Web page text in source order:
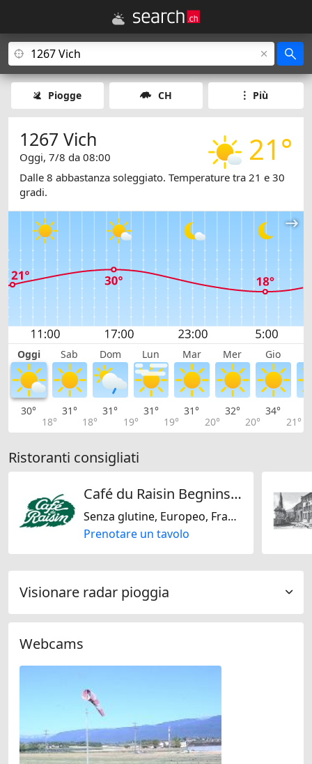
Piogge CH Più
21°
1267 Vich
Oggi, 7/8 da 08:00
Dalle 8 abbastanza soleggiato. Temperature tra 21 e 30
gradi.
Oggi Sab Dom Lun Mar Mer Gio
30°
18°
31°
18°
31°
19°
31°
19°
31°
20°
32°
20°
34°
21°
Ristoranti consigliati
Café du Raisin Begnins SA
Senza glutine, Europeo, Francese, Svizzera
Prenotare un tavolo
Visionare radar pioggia
Webcams